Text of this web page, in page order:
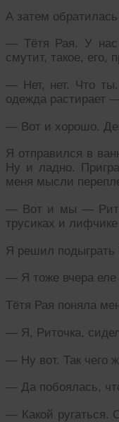
А затем
— Тётя Рая. У нас
смутит, такое, его,
— Нет, нет. Что
одежда растирает
— Вот и хорошо.
Я отправился в
Ну и ладно.
меня мысли
— Вот и мы — Рита
трусиках и
Я решил подыграть
— Я тоже вчера еле
Тётя Рая поняла
— Я, Риточка,
— Ну вот. Так чего
— Да побоялась,
— Какой ругаться.